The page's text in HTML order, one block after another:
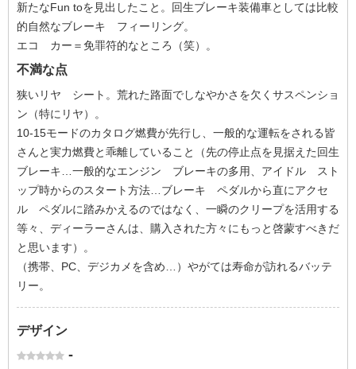
新たなFun toを見出したこと。回生ブレーキ装備車としては比較
的自然なブレーキ フィーリング。
エコ カー＝免罪符的なところ（笑）。
不満な点
狭いリヤ シート。荒れた路面でしなやかさを欠くサスペンショ
ン（特にリヤ）。
10-15モードのカタログ燃費が先行し、一般的な運転をされる皆
さんと実力燃費と乖離していること（先の停止点を見据えた回生
ブレーキ…一般的なエンジン ブレーキの多用、アイドル スト
ップ時からのスタート方法…ブレーキ ペダルから直にアクセ
ル ペダルに踏みかえるのではなく、一瞬のクリープを活用する
等々、ディーラーさんは、購入された方々にもっと啓蒙すべきだ
と思います）。
（携帯、PC、デジカメを含め…）やがては寿命が訪れるバッテ
リー。
デザイン
-